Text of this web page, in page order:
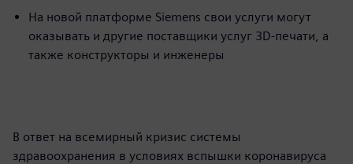
На новой платформе Siemens свои услуги могут
оказывать и другие поставщики услуг 3D-печати, а
также конструкторы и инженеры
В ответ на всемирный кризис системы
здравоохранения в условиях вспышки коронавируса